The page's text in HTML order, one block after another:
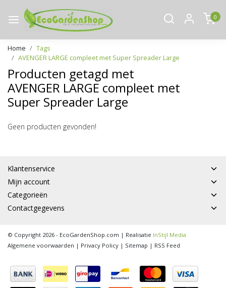
0
Home
Tags
AVENGER LARGE compleet met Super Spreader Large
Producten getagd met
AVENGER LARGE compleet met
Super Spreader Large
Geen producten gevonden!
Klantenservice
Mijn account
Categorieën
Contactgegevens
© Copyright 2026 - EcoGardenShop.com | Realisatie InStijl Media
Algemene voorwaarden | Privacy Policy | Sitemap | RSS Feed